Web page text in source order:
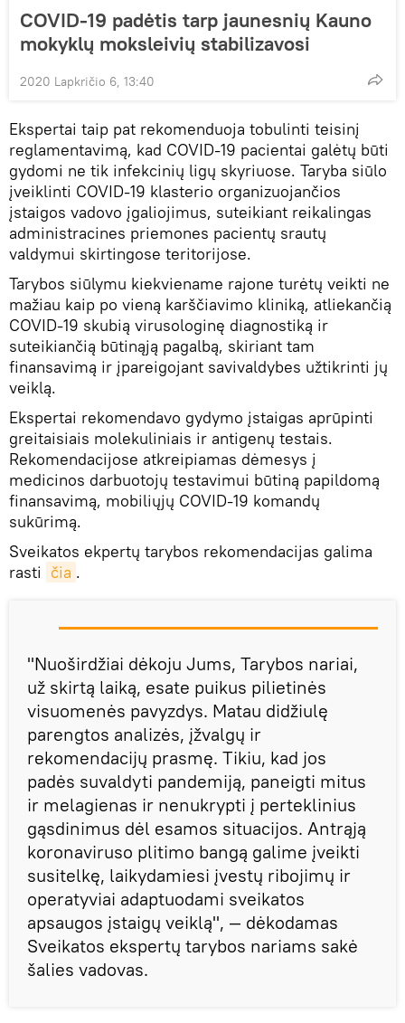
COVID-19 padėtis tarp jaunesnių Kauno
mokyklų moksleivių stabilizavosi
2020 Lapkričio 6, 13:40
Ekspertai taip pat rekomenduoja tobulinti teisinį
reglamentavimą, kad COVID-19 pacientai galėtų būti
gydomi ne tik infekcinių ligų skyriuose. Taryba siūlo
įveiklinti COVID-19 klasterio organizuojančios
įstaigos vadovo įgaliojimus, suteikiant reikalingas
administracines priemones pacientų srautų
valdymui skirtingose teritorijose.
Tarybos siūlymu kiekviename rajone turėtų veikti ne
mažiau kaip po vieną karščiavimo kliniką, atliekančią
COVID-19 skubią virusologinę diagnostiką ir
suteikiančią būtinąją pagalbą, skiriant tam
finansavimą ir įpareigojant savivaldybes užtikrinti jų
veiklą.
Ekspertai rekomendavo gydymo įstaigas aprūpinti
greitaisiais molekuliniais ir antigenų testais.
Rekomendacijose atkreipiamas dėmesys į
medicinos darbuotojų testavimui būtiną papildomą
finansavimą, mobiliųjų COVID-19 komandų
sukūrimą.
Sveikatos ekpertų tarybos rekomendacijas galima
rasti čia .
"Nuoširdžiai dėkoju Jums, Tarybos nariai,
už skirtą laiką, esate puikus pilietinės
visuomenės pavyzdys. Matau didžiulę
parengtos analizės, įžvalgų ir
rekomendacijų prasmę. Tikiu, kad jos
padės suvaldyti pandemiją, paneigti mitus
ir melagienas ir nenukrypti į perteklinius
gąsdinimus dėl esamos situacijos. Antrąją
koronaviruso plitimo bangą galime įveikti
susitelkę, laikydamiesi įvestų ribojimų ir
operatyviai adaptuodami sveikatos
apsaugos įstaigų veiklą", — dėkodamas
Sveikatos ekspertų tarybos nariams sakė
šalies vadovas.